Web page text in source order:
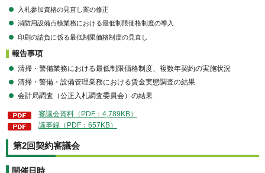
入札参加資格の見直し案の修正
消防用設備点検業務における最低制限価格制度の導入
印刷の請負に係る最低制限価格制度の見直し
報告事項
清掃・警備業務における最低制限価格制度、複数年契約の実施状況
清掃・警備・設備管理業務における賃金実態調査の結果
会計局調査（公正入札調査委員会）の結果
審議会資料（PDF：4,789KB）
議事録（PDF：657KB）
第2回契約審議会
開催日時